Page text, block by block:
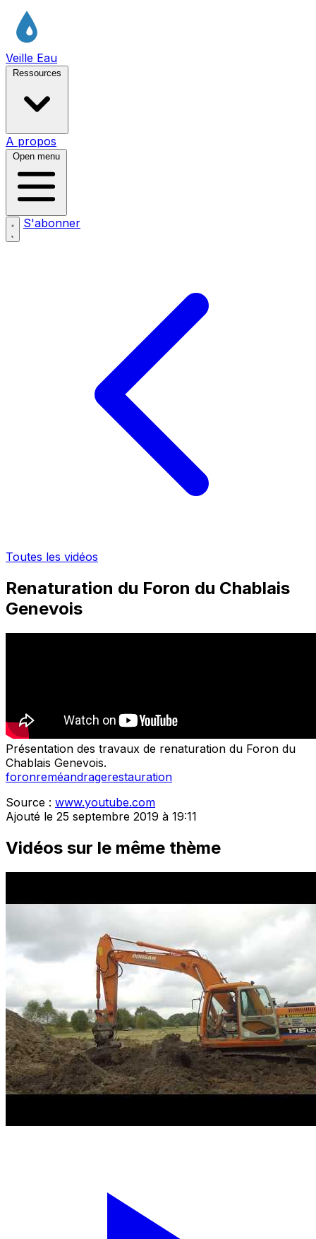
Veille Eau
Ressources
A propos
Open menu
S'abonner
Toutes les vidéos
Renaturation du Foron du Chablais
Genevois
Présentation des travaux de renaturation du Foron du
Chablais Genevois.
foronreméandragerestauration
Source : www.youtube.com
Ajouté le 25 septembre 2019 à 19:11
Vidéos sur le même thème